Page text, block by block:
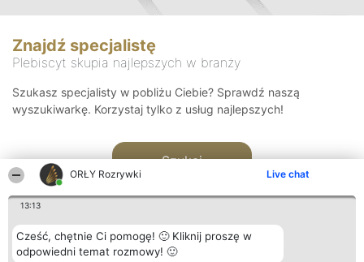
ORŁY Rozrywki Live chat
13:13
Cześć, chętnie Ci pomogę! 🙂 Kliknij proszę w
odpowiedni temat rozmowy! 🙂
Znajdź specjalistę
Plebiscyt skupia najlepszych w branży
Szukasz specjalisty w pobliżu Ciebie? Sprawdź naszą
wyszukiwarkę. Korzystaj tylko z usług najlepszych!
Szukaj